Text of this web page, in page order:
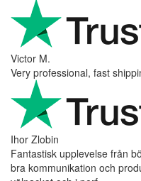
Victor M.
Very professional, fast
Ihor Zlobin
Fantastisk upplevelse från
bra kommunikation och